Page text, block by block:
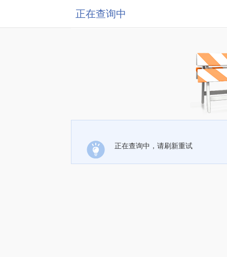
正在查询中
正在查询中，请刷新重试